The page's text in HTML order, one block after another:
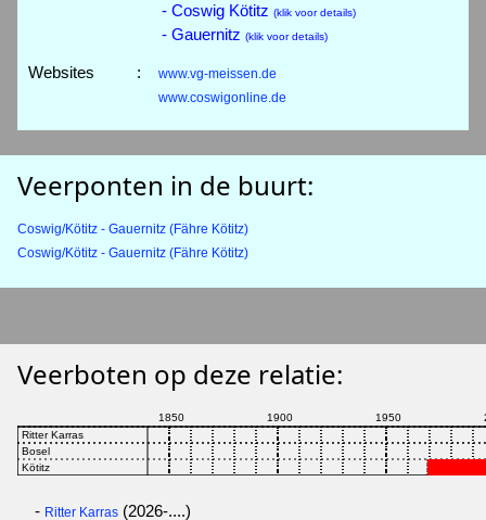
- Coswig Kötitz (klik voor details)
- Gauernitz (klik voor details)
Websites :
www.vg-meissen.de
www.coswigonline.de
Veerponten in de buurt:
Coswig/Kötitz - Gauernitz (Fähre Kötitz)
Coswig/Kötitz - Gauernitz (Fähre Kötitz)
Veerboten op deze relatie:
- Ritter Karras (2026-....)